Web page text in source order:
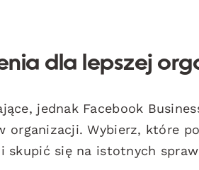
dla lepszej
jednak Facebook
organizacji. Wybierz, które
skupić się na istotnych